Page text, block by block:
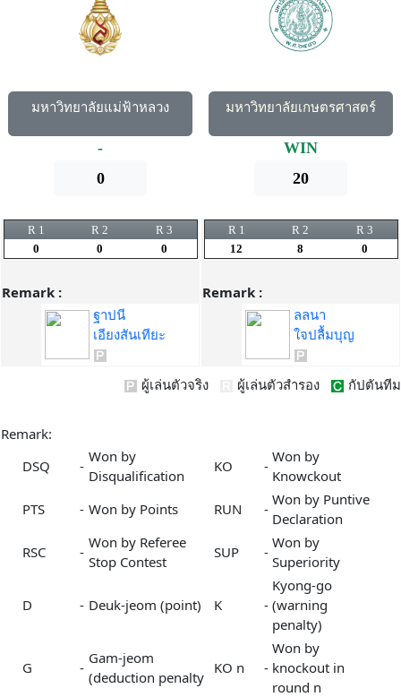
มหาวิทยาลัยแม่ฟ้าหลวง
-
0
R 1 R 2
R 3
0
0 0
Remark :
ฐาปนี
เอียงสันเทียะ
มหาวิทยาลัยเกษตรศาสตร์
WIN
20
R 1 R 2
R 3
12
8 0
Remark :
ลลนา
ใจปลื้มบุญ
ผู้เล่นตัวจริง ผู้เล่นตัวสำรอง กัปตันทีม
Remark:
DSQ
-
Won by
Disqualification
KO -
Won by
Knowckout
PTS
- Won by Points RUN -
Won by Puntive
Declaration
RSC
-
Won by Referee
Stop Contest
SUP -
Won by
Superiority
D - Deuk-jeom (point) K -
Kyong-go
(warning
penalty)
G -
Gam-jeom
(deduction penalty
KO n -
Won by
knockout in
round n